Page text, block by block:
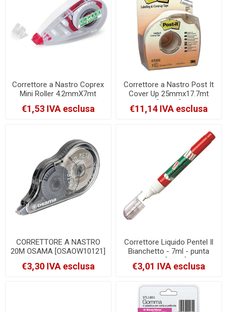
Correttore a Nastro Coprex
Mini Roller 4.2mmX7mt
Chiusura Salva Nastro
[8090]
€1,53 IVA esclusa
Correttore a Nastro Post It
Cover Up 25mmx17.7mt
€11,14 IVA esclusa
CORRETTORE A NASTRO
20M OSAMA [OSAOW10121]
€3,30 IVA esclusa
Correttore Liquido Pentel Il
Bianchetto - 7ml - punta
fine [ZL63]
€3,01 IVA esclusa